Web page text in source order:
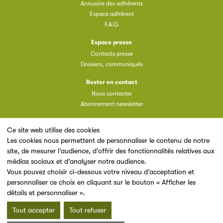
Ce site web utilise des cookies
Les cookies nous permettent de personnaliser le contenu de notre
site, de mesurer l’audience, d’offrir des fonctionnalités relatives aux
médias sociaux et d’analyser notre audience.
Vous pouvez choisir ci-dessous votre niveau d’acceptation et
personnaliser ce choix en cliquant sur le bouton « Afficher les
détails et personnaliser ».
Tout accepter Tout refuser
Annuaire des adhérents
Espace adhérent
F.A.Q.
Espace presse
Contacts presse
Dossiers, communiqués
Rester en contact
Nous contacter
Abonnement newsletter
Un site du